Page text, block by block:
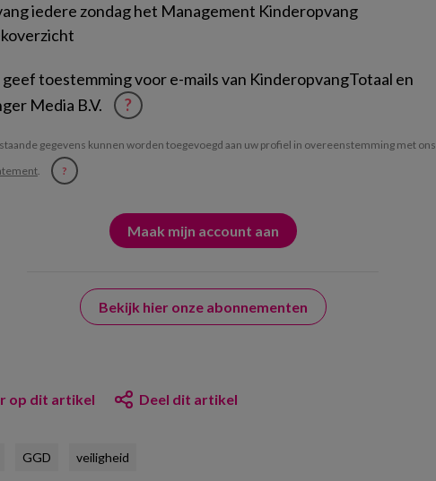
iedere zondag het Management Kinderopvang
geef toestemming voor e-mails van KinderopvangTotaal en
Media B.V.
?
gegevens kunnen worden toegevoegd aan uw profiel in overeenstemming met ons
. ?
Bekijk hier onze abonnementen
op dit artikel Deel dit artikel
GGD veiligheid